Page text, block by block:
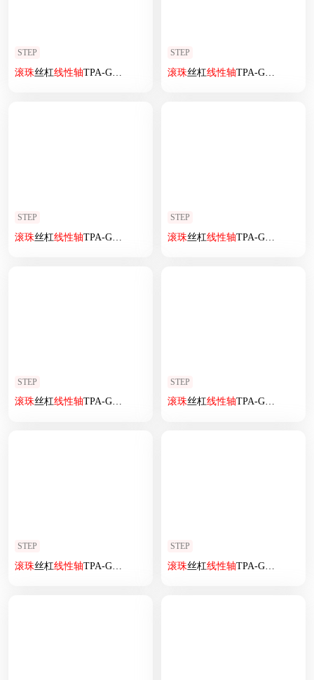
STEP
滚珠丝杠线性轴TPA-GCRS-80-1610C-L375-MR-M20-N3
STEP
滚珠丝杠线性轴TPA-GCRS-80-1610C-L225-ML-M20-N3
STEP
滚珠丝杠线性轴TPA-GCRS-80-1610C-L175-MP-M20-N3
STEP
滚珠丝杠线性轴TPA-GCRS-50-1205C-L250-MP-M10-N3
STEP
滚珠丝杠线性轴TPA-GCRS-80-1610C-L150-MP-M20-N3
STEP
滚珠丝杠线性轴TPA-GCRS-50-1205C-L125-M-M10-N3
STEP
滚珠丝杠线性轴TPA-GCRS-80-1610C-L400-MR-M20-N3
STEP
滚珠丝杠线性轴TPA-GCRS-80-1610C-L325-M-M20-N3